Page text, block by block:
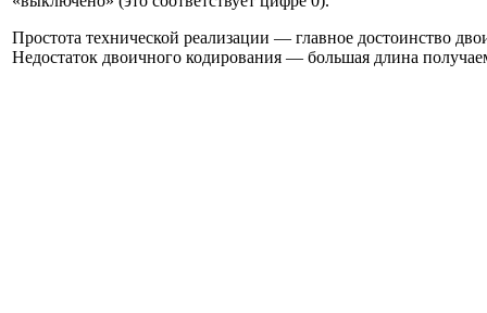
Простота технической реализации — главное достоинство
Недостаток двоичного кодирования — большая длина